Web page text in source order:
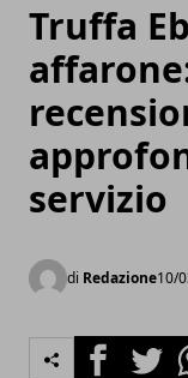
Truffa
servizio
di Redazione10/
FacebookTwitter